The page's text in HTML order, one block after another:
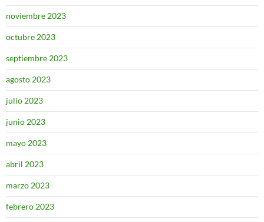
noviembre 2023
octubre 2023
septiembre 2023
agosto 2023
julio 2023
junio 2023
mayo 2023
abril 2023
marzo 2023
febrero 2023